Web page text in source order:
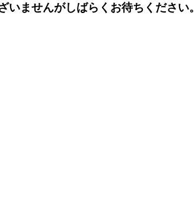
ませんがしばらくお待ちください。